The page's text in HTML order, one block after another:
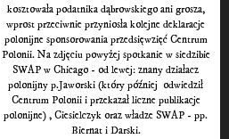
kosztowała podatnika dąbrowskiego ani grosza,
wprost przeciwnie przyniosła kolejne deklaracje
polonijne sponsorowania przedsięwzięć Centrum
Polonii. Na zdjęciu powyżej spotkanie w siedzibie
SWAP w Chicago - od lewej: znany działacz
polonijny p.Jaworski (który później odwiedził
Centrum Polonii i przekazał liczne publikacje
polonijne) , Ciesielczyk oraz władze SWAP - pp.
Biernat i Darski.